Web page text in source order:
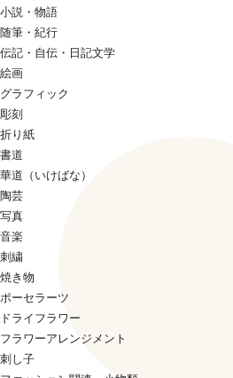
小説・物語
随筆・紀行
伝記・自伝・日記文学
絵画
グラフィック
彫刻
折り紙
書道
華道（いけばな）
陶芸
写真
音楽
刺繍
焼き物
ポーセラーツ
ドライフラワー
フラワーアレンジメント
刺し子